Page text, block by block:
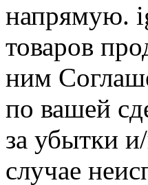
напрямую.
товаров
ним
по вашей
за убытки
случае